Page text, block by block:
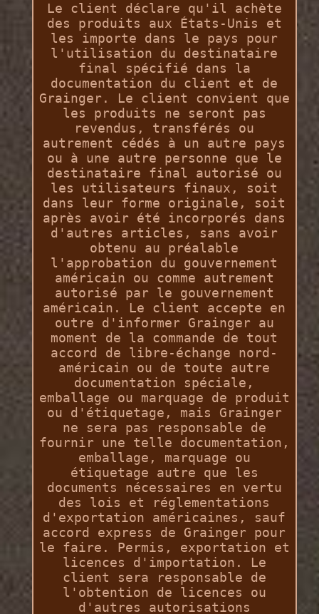
Le client déclare qu'il achète
des produits aux États-Unis et
les importe dans le pays pour
l'utilisation du destinataire
final spécifié dans la
documentation du client et de
Grainger. Le client convient que
les produits ne seront pas
revendus, transférés ou
autrement cédés à un autre pays
ou à une autre personne que le
destinataire final autorisé ou
les utilisateurs finaux, soit
dans leur forme originale, soit
après avoir été incorporés dans
d'autres articles, sans avoir
obtenu au préalable
l'approbation du gouvernement
américain ou comme autrement
autorisé par le gouvernement
américain. Le client accepte en
outre d'informer Grainger au
moment de la commande de tout
accord de libre-échange nord-
américain ou de toute autre
documentation spéciale,
emballage ou marquage de produit
ou d'étiquetage, mais Grainger
ne sera pas responsable de
fournir une telle documentation,
emballage, marquage ou
étiquetage autre que les
documents nécessaires en vertu
des lois et réglementations
d'exportation américaines, sauf
accord express de Grainger pour
le faire. Permis, exportation et
licences d'importation. Le
client sera responsable de
l'obtention de licences ou
d'autres autorisations